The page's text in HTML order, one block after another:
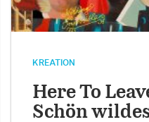
KREATION
Here To
Schön